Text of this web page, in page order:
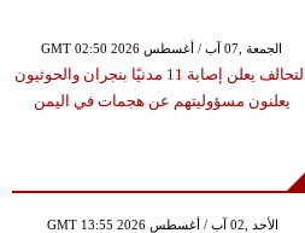
GMT 02:50 2026 الجمعة ,07 آب / أغسطس
التحالف يعلن إصابة 11 مدنيًا بنجران والحوثيون
يعلنون مسؤوليتهم عن هجمات في اليمن
GMT 13:55 2026 الأحد ,02 آب / أغسطس